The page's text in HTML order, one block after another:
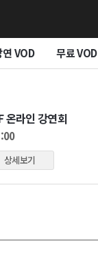
연 VOD 무료 VOD
온라인 강연회
상세보기